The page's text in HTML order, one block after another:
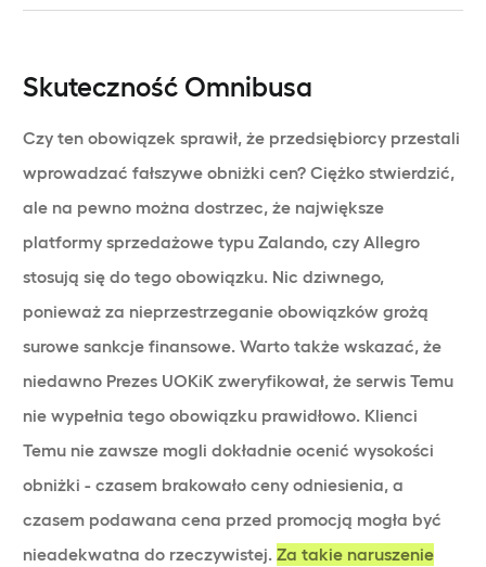
Skuteczność Omnibusa
Czy ten obowiązek sprawił, że przedsiębiorcy przestali
wprowadzać fałszywe obniżki cen? Ciężko stwierdzić,
ale na pewno można dostrzec, że największe
platformy sprzedażowe typu Zalando, czy Allegro
stosują się do tego obowiązku. Nic dziwnego,
ponieważ za nieprzestrzeganie obowiązków grożą
surowe sankcje finansowe. Warto także wskazać, że
niedawno Prezes UOKiK zweryfikował, że serwis Temu
nie wypełnia tego obowiązku prawidłowo. Klienci
Temu nie zawsze mogli dokładnie ocenić wysokości
obniżki - czasem brakowało ceny odniesienia, a
czasem podawana cena przed promocją mogła być
nieadekwatna do rzeczywistej. Za takie naruszenie